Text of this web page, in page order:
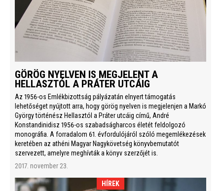
GÖRÖG NYELVEN IS MEGJELENT A
HELLASZTÓL A PRÁTER UTCÁIG
Az 1956-os Emlékbizottság pályázatán elnyert támogatás
lehetőséget nyújtott arra, hogy görög nyelven is megjelenjen a Markó
György történész Hellasztól a Práter utcáig című, André
Konstandinidisz 1956-os szabadságharcos életét feldolgozó
monográfia. A forradalom 61. évfordulójáról szóló megemlékezések
keretében az athéni Magyar Nagykövetség könyvbemutatót
szervezett, amelyre meghívták a könyv szerzőjét is.
2017. november 23.
HÍREK